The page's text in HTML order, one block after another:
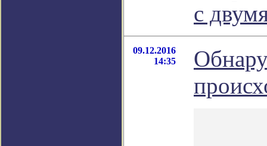
с
09.12.2016
14:35